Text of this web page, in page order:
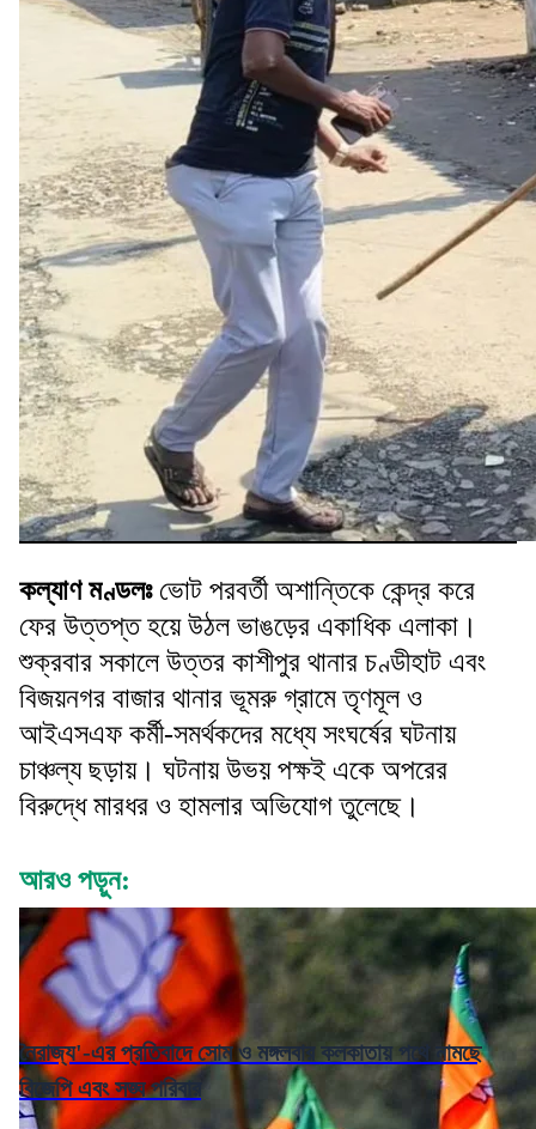
কল্যাণ মণ্ডলঃভোট পরবর্তী অশান্তিকে কেন্দ্র করে
ফের উত্তপ্ত হয়ে উঠল ভাঙড়ের একাধিক এলাকা।
শুক্রবার সকালে উত্তর কাশীপুর থানার চণ্ডীহাট এবং
বিজয়নগর বাজার থানার ভূমরু গ্রামে তৃণমূল ও
আইএসএফ কর্মী-সমর্থকদের মধ্যে সংঘর্ষের ঘটনায়
চাঞ্চল্য ছড়ায়। ঘটনায় উভয় পক্ষই একে অপরের
বিরুদ্ধে মারধর ও হামলার অভিযোগ তুলেছে।
আরও পড়ুন:
নৈরাজ্য'-এর প্রতিবাদে সোম ও মঙ্গলবার কলকাতায় পথে নামছে
বিজেপি এবং সঙ্ঘ পরিবার